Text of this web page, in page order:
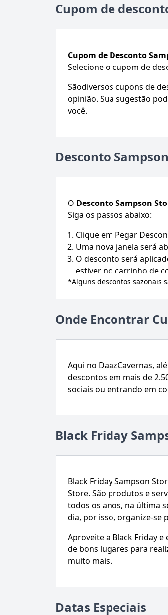
Cupom de
Cupom de Desconto
Selecione o cupom de
Sãodiversos cupons de
opinião. Sua sugestão
você.
Desconto
O DescontoSampson
Siga os passos abaixo:
Clique em Pegar
Uma nova janela será
O desconto será
estiver no carrinho de
*Alguns descontos sazonais
Onde Encontrar
Aqui no DaazCavernas,
descontos em mais de
sociais ou entrando em
Black Friday
Black Friday Sampson
Store. São produtos e
todos os anos, na última
dia, por isso, organize-se
Aproveite a Black Friday
de bons lugares para
muito mais.
Datas Especiais